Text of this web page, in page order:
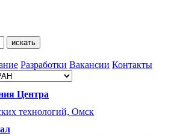
Разработки Вакансии Контакты
Центра
технологий, Омск